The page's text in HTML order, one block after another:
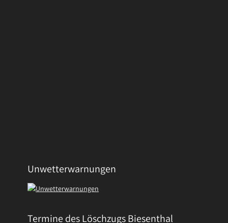
Unwetterwarnungen
Termine des Löschzugs Biesenthal